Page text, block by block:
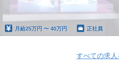
月給25万円 〜 40万円 正社員
すべての求人